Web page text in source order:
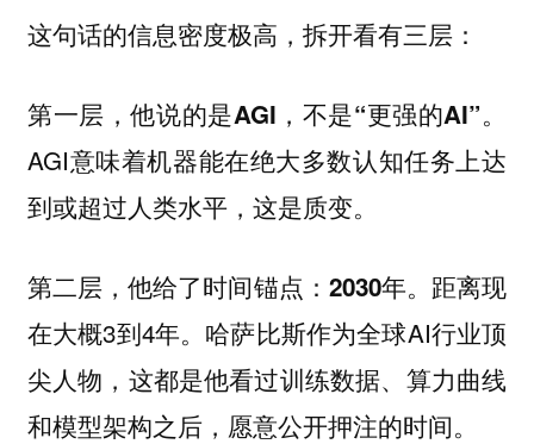
这句话的信息密度极高，拆开看有三层：
第一层，他说的是AGI，不是“更强的AI”。
AGI意味着机器能在绝大多数认知任务上达
到或超过人类水平，这是质变。
第二层，他给了时间锚点：2030年。 距离现
在大概3到4年。哈萨比斯作为全球AI行业顶
尖人物，这都是他看过训练数据、算力曲线
和模型架构之后，愿意公开押注的时间。